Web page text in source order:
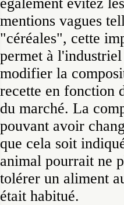
mentions vagues
"céréales", cette
permet à l'industriel
modifier la
recette en fonction
du marché. La
pouvant avoir
que cela soit
animal pourrait ne
tolérer un aliment
était habitué.